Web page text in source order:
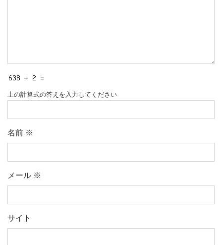
上の計算式の答えを入力してください
名前 ※
メール ※
サイト